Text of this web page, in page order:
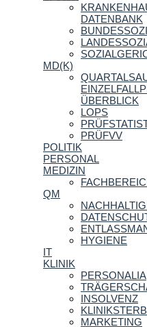
DATENBANK
MD(K)
ÜBERBLICK
LOPS
PRÜFVV
POLITIK
PERSONAL
MEDIZIN
QM
HYGIENE
IT
KLINIK
PERSONALIA
INSOLVENZ
MARKETING